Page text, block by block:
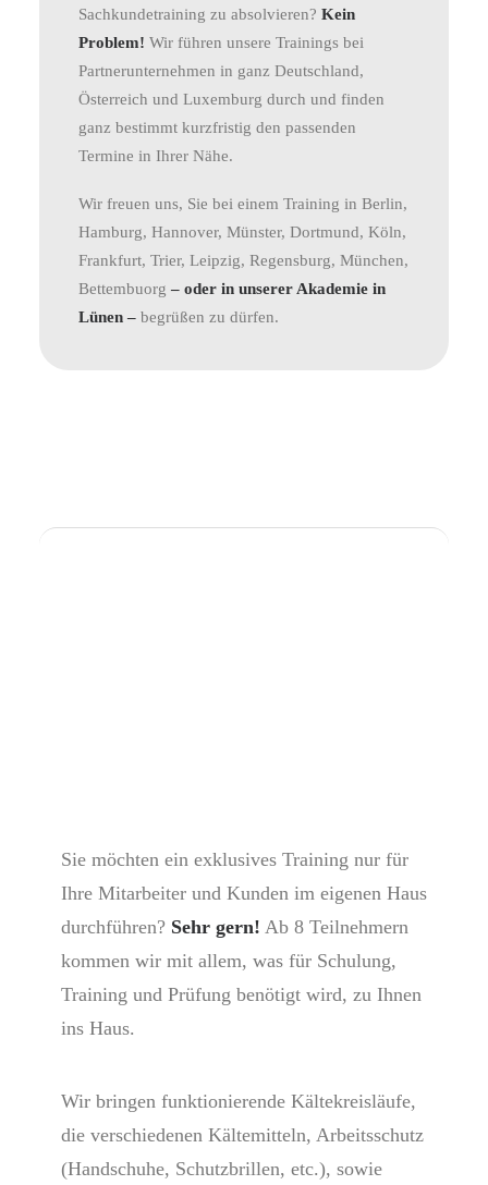
Sachkundetraining zu absolvieren? Kein
Problem! Wir führen unsere Trainings bei
Partnerunternehmen in ganz Deutschland,
Österreich und Luxemburg durch und finden
ganz bestimmt kurzfristig den passenden
Termine in Ihrer Nähe.
Wir freuen uns, Sie bei einem Training in Berlin,
Hamburg, Hannover, Münster, Dortmund, Köln,
Frankfurt, Trier, Leipzig, Regensburg, München,
Bettembuorg – oder in unserer Akademie in
Lünen – begrüßen zu dürfen.
Sie möchten ein exklusives Training nur für
Ihre Mitarbeiter und Kunden im eigenen Haus
durchführen? Sehr gern! Ab 8 Teilnehmern
kommen wir mit allem, was für Schulung,
Training und Prüfung benötigt wird, zu Ihnen
ins Haus.
Wir bringen funktionierende Kältekreisläufe,
die verschiedenen Kältemitteln, Arbeitsschutz
(Handschuhe, Schutzbrillen, etc.), sowie